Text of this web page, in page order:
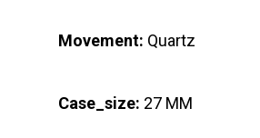
Movement: Quartz
Case_size: 27 MM